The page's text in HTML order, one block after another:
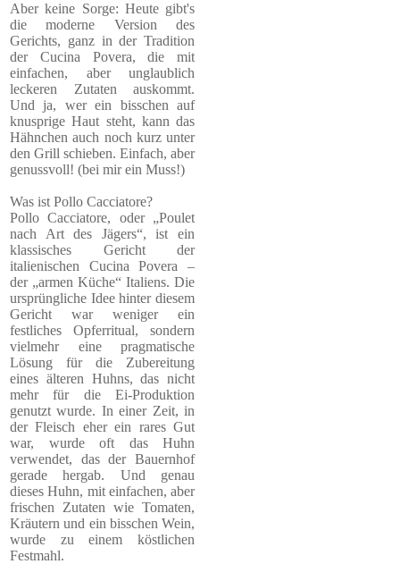
Aber keine Sorge: Heute gibt's
die moderne Version des
Gerichts, ganz in der Tradition
der Cucina Povera, die mit
einfachen, aber unglaublich
leckeren Zutaten auskommt.
Und ja, wer ein bisschen auf
knusprige Haut steht, kann das
Hähnchen auch noch kurz unter
den Grill schieben. Einfach, aber
genussvoll! (bei mir ein Muss!)
Was ist Pollo Cacciatore?
Pollo Cacciatore, oder „Poulet
nach Art des Jägers“, ist ein
klassisches Gericht der
italienischen Cucina Povera –
der „armen Küche“ Italiens. Die
ursprüngliche Idee hinter diesem
Gericht war weniger ein
festliches Opferritual, sondern
vielmehr eine pragmatische
Lösung für die Zubereitung
eines älteren Huhns, das nicht
mehr für die Ei-Produktion
genutzt wurde. In einer Zeit, in
der Fleisch eher ein rares Gut
war, wurde oft das Huhn
verwendet, das der Bauernhof
gerade hergab. Und genau
dieses Huhn, mit einfachen, aber
frischen Zutaten wie Tomaten,
Kräutern und ein bisschen Wein,
wurde zu einem köstlichen
Festmahl.